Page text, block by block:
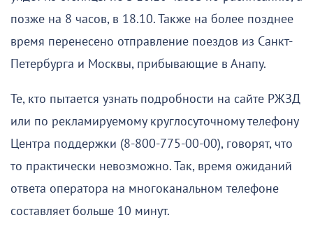
позже на 8 часов, в 18.10. Также на более позднее
время перенесено отправление поездов из Санкт-
Петербурга и Москвы, прибывающие в Анапу.
Те, кто пытается узнать подробности на сайте РЖЗД
или по рекламируемому круглосуточному телефону
Центра поддержки (8-800-775-00-00), говорят, что
то практически невозможно. Так, время ожиданий
ответа оператора на многоканальном телефоне
составляет больше 10 минут.